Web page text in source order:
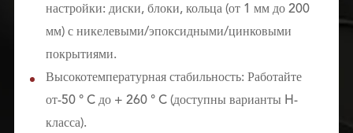
настройки: диски, блоки, кольца (от 1 мм до 200
мм) с никелевыми/эпоксидными/цинковыми
покрытиями.
Высокотемпературная стабильность: Работайте
от-50 ° C до + 260 ° C (доступны варианты H-
класса).